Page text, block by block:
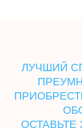
ЛУЧШИЙ